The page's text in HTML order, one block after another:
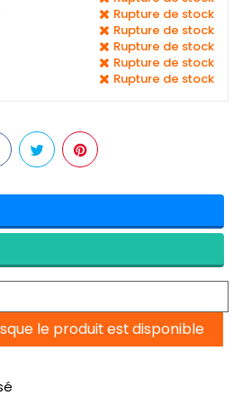
Rupture de stock
Rupture de stock
Rupture de stock
Rupture de stock
Rupture de stock
le produit est disponible